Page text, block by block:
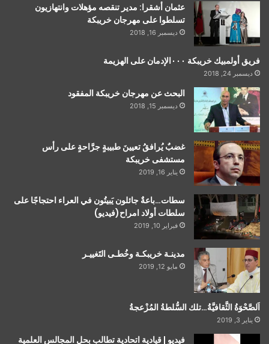
عثمان أشقرا: مدير تنقصه مؤهلات وانتهازيون
تسلطوا على مهرجان خريبكة
ديسمبر 16, 2018
فريق أولمبيك خريبكة ٠٠٠الإدمان على الهزيمة
ديسمبر 24, 2018
البحث عن مهرجان خريبكة المفقود
ديسمبر 15, 2018
غضبٌ يُرافقُ تعيينَ طبيبةٍ جرَّاحةٍ على رأس
مستشفى خريبكة
يناير 16, 2019
سطات…باعةٌ جائلون يَبيتُون في العراء احتجاجًا على
سلطات أولاد امراح(فيديو)
فبراير 10, 2019
مدينـة خريبكـة وخُطـى التَغييـر
مايو 12, 2019
اَلصَّحْوَةُ الثَّقافيَّةُ…تلك السُّلطةُ المُزْعجةُ
يناير 3, 2019
فيديو | قيادية اتحادية تطالب بحل المجالس العلمية